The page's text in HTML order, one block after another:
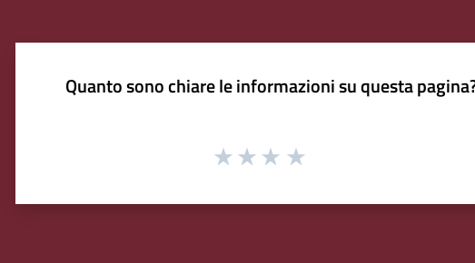
Quanto sono chiare le informazioni su questa